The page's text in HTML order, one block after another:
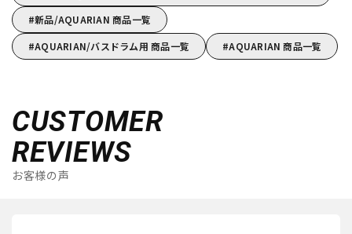
新品/AQUARIAN 商品一覧
AQUARIAN/バスドラム用 商品一覧
AQUARIAN 商品一覧
CUSTOMER
REVIEWS
お客様の声